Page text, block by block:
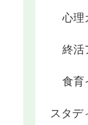
心理
終活
食育
スタデ